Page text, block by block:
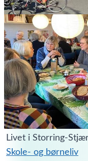
Livet i Storring-
Skole- og børneliv